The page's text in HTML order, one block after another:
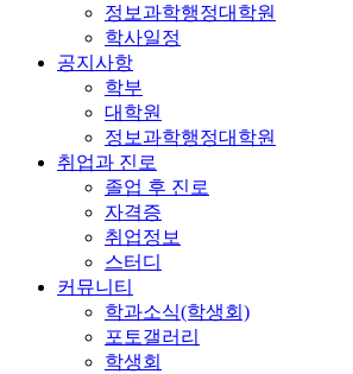
정보과학행정대학원
학사일정
공지사항
학부
대학원
정보과학행정대학원
취업과 진로
졸업 후 진로
자격증
취업정보
스터디
커뮤니티
학과소식(학생회)
포토갤러리
학생회